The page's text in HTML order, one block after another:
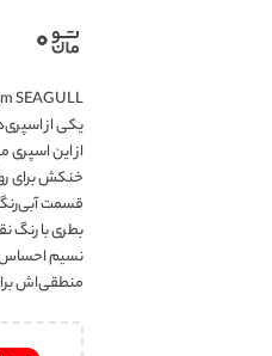
۰
SEAGULL
از این اسپری
خنکش برای
قسمت
بطری با رنگ
نسیم احساس
منطقی‌اش